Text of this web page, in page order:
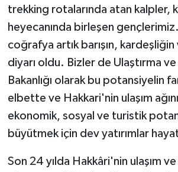
trekking rotalarında atan kalpler,
heyecanında birleşen
coğrafya artık barışın,
diyarı oldu. Bizler de Ulaştırma ve
Bakanlığı olarak bu potansiyelin
elbette ve Hakkari'nin ulaşım
ekonomik, sosyal ve turistik
büyütmek için dev yatırımlar
Son 24 yılda Hakkâri'nin ulaşım